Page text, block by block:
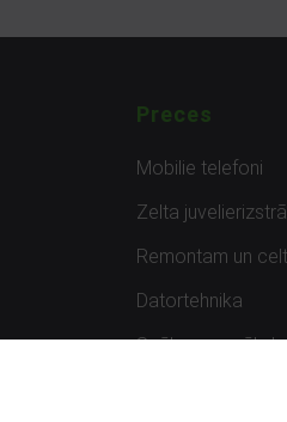
Preces
Mobilie telefoni
Zelta
Remontam un
Datortehnika
Spēles un spēļu